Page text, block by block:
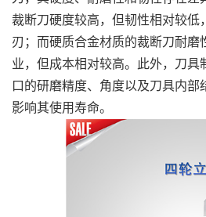
裁断刀硬度较高，但韧性相对较低
刃；而硬质合金材质的裁断刀耐磨
业，但成本相对较高。此外，刀具
口的研磨精度、角度以及刀具内
影响其使用寿命。